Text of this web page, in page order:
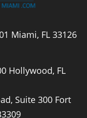
Miami, FL 33126
Hollywood, FL
Suite 300 Fort